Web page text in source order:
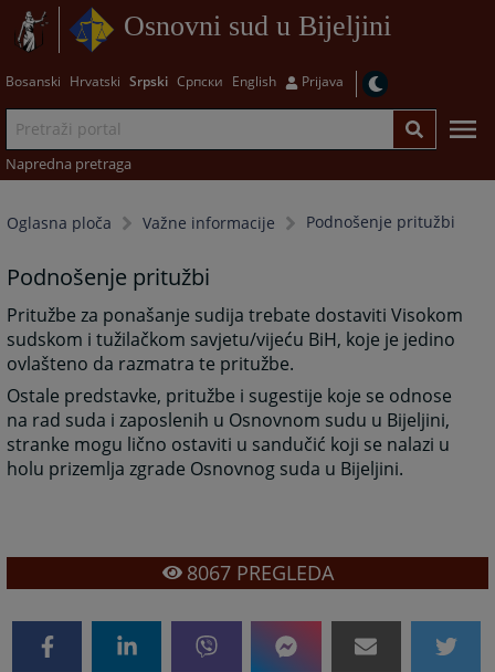
Osnovni sud u Bijeljini
Bosanski Hrvatski Srpski Српски English Prijava
Napredna pretraga
Oglasna ploča Važne informacije Podnošenje pritužbi
Podnošenje pritužbi
Pritužbe za ponašanje sudija trebate dostaviti Visokom
sudskom i tužilačkom savjetu/vijeću BiH, koje je jedino
ovlašteno da razmatra te pritužbe.
Ostale predstavke, pritužbe i sugestije koje se odnose
na rad suda i zaposlenih u Osnovnom sudu u Bijeljini,
stranke mogu lično ostaviti u sandučić koji se nalazi u
holu prizemlja zgrade Osnovnog suda u Bijeljini.
8067PREGLEDA